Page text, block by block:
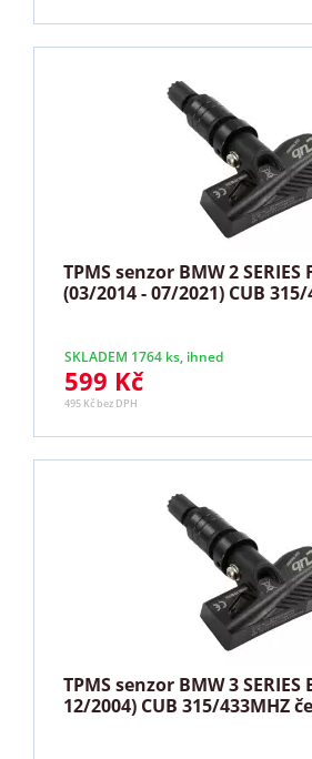
TPMS senzor BMW 2
(03/2014 - 07/2021) CUB
SKLADEM 1764 ks, ihned
599 Kč
495 Kč bez DPH
TPMS senzor BMW 3
12/2004) CUB 315/433MHZ